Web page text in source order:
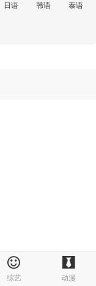
综艺 动漫
日语 韩语 泰语